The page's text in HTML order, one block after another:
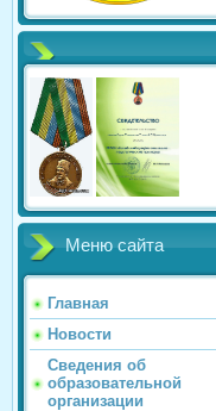
Меню сайта
Главная
Новости
Сведения об
образовательной
организации